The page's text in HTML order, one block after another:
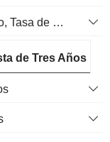
Flujo de Caja Libre No Endeudado, Tasa de Crecimiento Anual Compuesta de 2 Años %
de Tres Años